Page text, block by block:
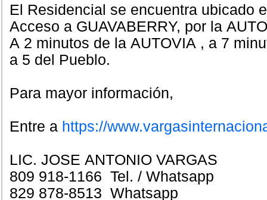
El Residencial se encuentra ubicado
Acceso a GUAVABERRY, por la
A 2 minutos de la AUTOVIA , a 7
a 5 del Pueblo.
Para mayor
Entre a https://
LIC. JOSE ANTONIO VARGAS
809 918-1166 Tel. / Whatsapp
829 878-8513 Whatsapp